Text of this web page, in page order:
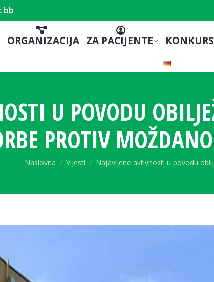
bb
ORGANIZACIJA ZA PACIJENTE
U POVODU
PROTIV
You are here:
Naslovna Vijesti Najavljene aktivnosti u povodu